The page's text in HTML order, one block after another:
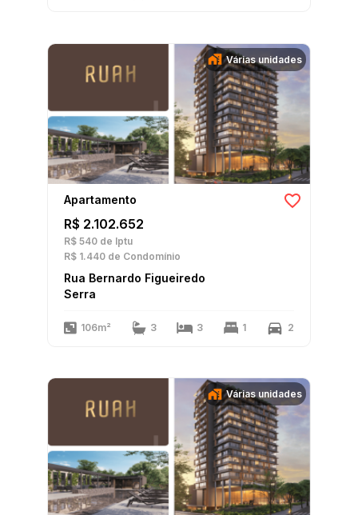
Várias unidades
Apartamento
R$ 2.102.652
R$ 540 de Iptu
R$ 1.440 de Condomínio
Rua Bernardo Figueiredo
Serra
106m² 3 3 1 2
Várias unidades